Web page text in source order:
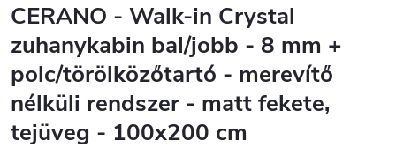
CERANO - Walk-in Crystal
zuhanykabin bal/jobb - 8 mm +
polc/törölközőtartó - merevítő
nélküli rendszer - matt fekete,
tejüveg - 100x200 cm